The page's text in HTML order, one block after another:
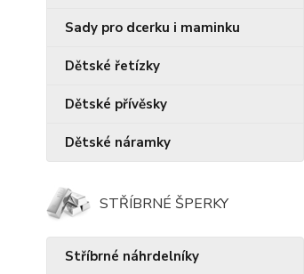
Sady pro dcerku i maminku
Dětské řetízky
Dětské přívěsky
Dětské náramky
STŘÍBRNÉ ŠPERKY
Stříbrné náhrdelníky